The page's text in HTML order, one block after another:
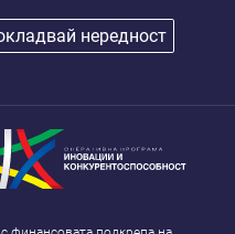
нередност